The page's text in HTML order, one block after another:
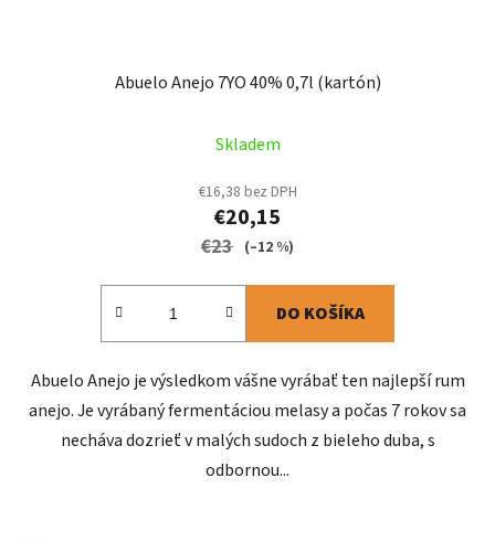
Abuelo Anejo 7YO 40% 0,7l (kartón)
Skladem
€16,38 bez DPH
€20,15
€23 (–12 %)
DO KOŠÍKA
Abuelo Anejo je výsledkom vášne vyrábať ten najlepší rum
anejo. Je vyrábaný fermentáciou melasy a počas 7 rokov sa
necháva dozrieť v malých sudoch z bieleho duba, s
odbornou...